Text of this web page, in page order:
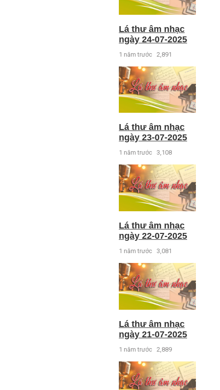
Lá thư âm nhạc
ngày 24-07-2025
1 năm trước 2,891
Lá thư âm nhạc
ngày 23-07-2025
1 năm trước 3,108
Lá thư âm nhạc
ngày 22-07-2025
1 năm trước 3,081
Lá thư âm nhạc
ngày 21-07-2025
1 năm trước 2,889